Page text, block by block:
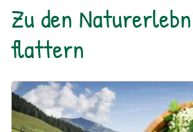
Zu den
flattern